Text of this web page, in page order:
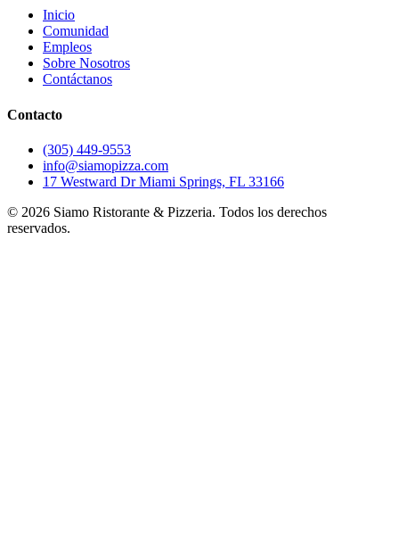
Inicio
Comunidad
Empleos
Sobre Nosotros
Contáctanos
Contacto
(305) 449-9553
info@siamopizza.com
17 Westward Dr Miami Springs, FL 33166
© 2026 Siamo Ristorante & Pizzeria. Todos los derechos
reservados.